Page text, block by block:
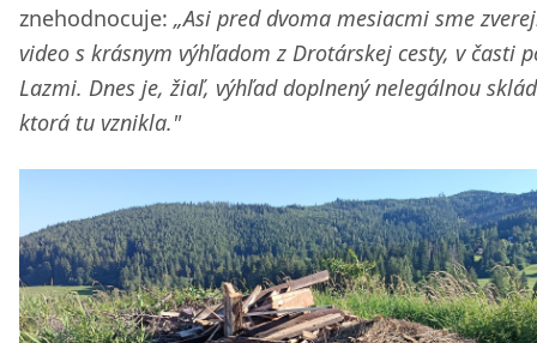
znehodnocuje: „Asi pred dvoma mesiacmi sme
video s krásnym výhľadom z Drotárskej cesty, v časti
Lazmi. Dnes je, žiaľ, výhľad doplnený nelegálnou
ktorá tu vznikla."